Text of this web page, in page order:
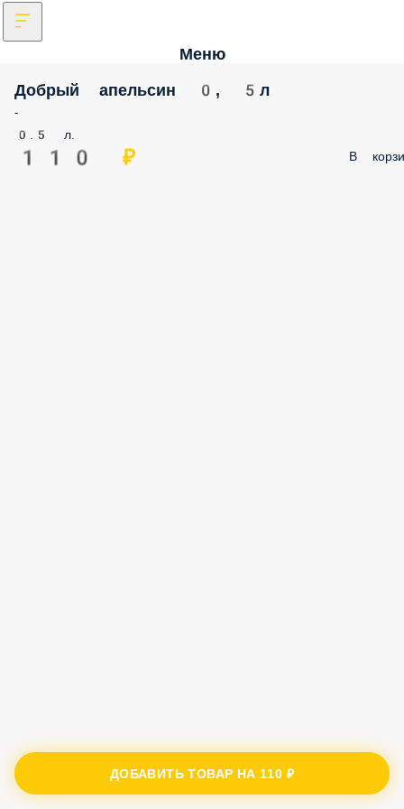
Меню
Добрый апельсин 0, 5л
-
0.5 л.
110 ₽ В
ДОБАВИТЬ ТОВАР НА 110 ₽